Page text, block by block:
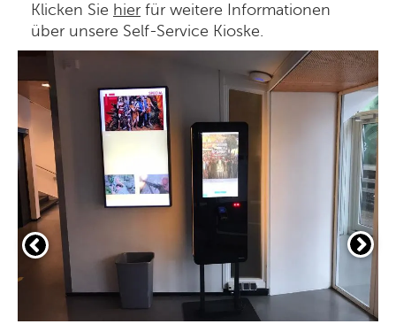
Klicken Sie hier für weitere Informationen
über unsere Self-Service Kioske.